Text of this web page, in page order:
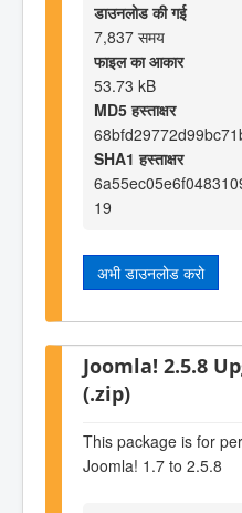
डाउनलोड की गई
7,837 समय
फाइल का आकार
53.73 kB
MD5 हस्ताक्षर
SHA1 हस्ताक्षर
19
अभी डाउनलोड करो
Joomla! 2.5.8
(.zip)
This package is for
Joomla! 1.7 to 2.5.8